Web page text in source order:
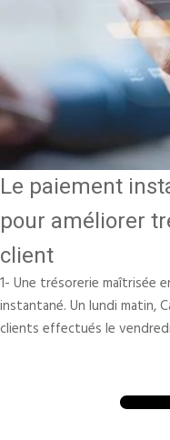
Le paiement
pour améliorer
client
1- Une trésorerie maîtrisée
instantané. Un lundi matin,
clients effectués le